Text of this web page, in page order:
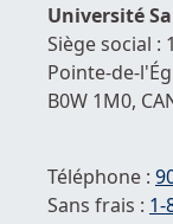
Université
Siège social :
Pointe-de-
B0W 1M0,
Téléphone :
Sans frais : 1-